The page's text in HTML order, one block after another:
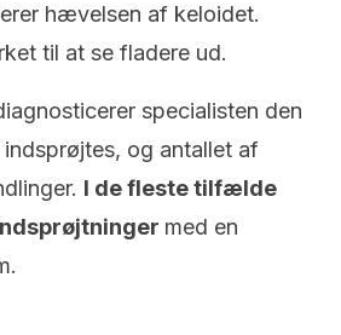
hævelsen af keloidet.
til at se fladere ud.
specialisten den
og antallet af
I de fleste tilfælde
med en